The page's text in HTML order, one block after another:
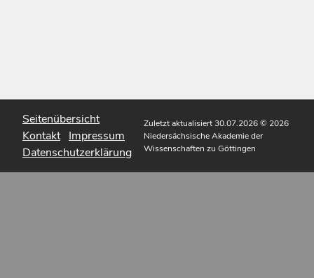
Seitenübersicht
Kontakt Impressum
Datenschutzerklärung
Zuletzt aktualisiert 30.07.2026© 2026
Niedersächsische Akademie der
Wissenschaften zu Göttingen